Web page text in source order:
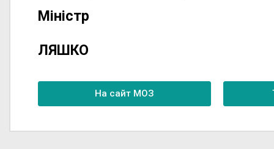
Міністр
ЛЯШКО
На сайт МОЗ